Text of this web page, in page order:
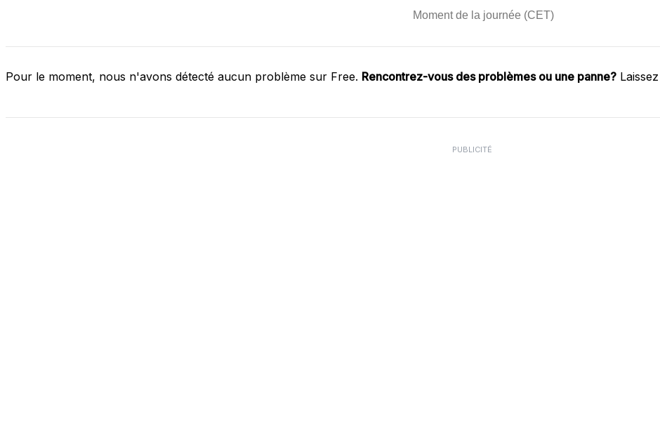
Pour le moment, nous n'avons détecté aucun problème sur Free. Rencontrez-vous des problèmes ou une panne?
PUBLICITÉ